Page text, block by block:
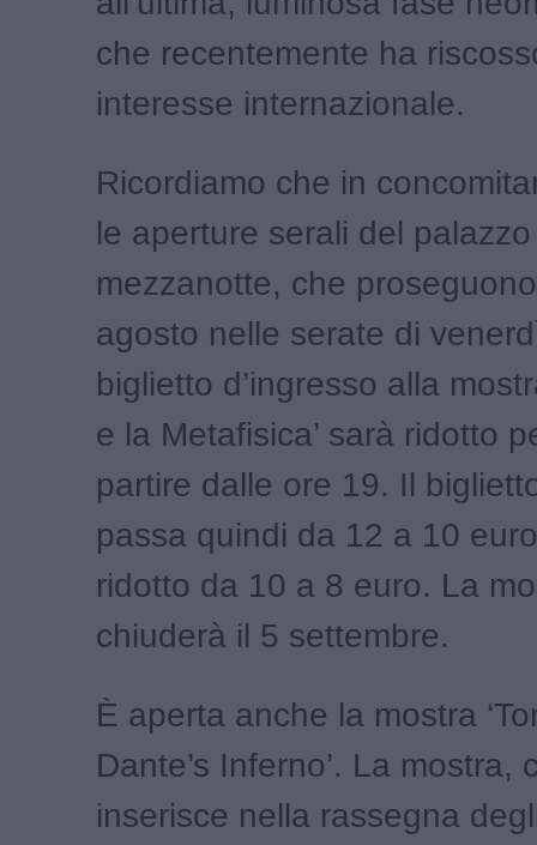
che recentemente ha
interesse internazionale.
Ricordiamo che in
le aperture serali del
mezzanotte, che
agosto nelle serate di
biglietto d’ingresso alla
e la Metafisica’ sarà ridotto
partire dalle ore 19. Il
passa quindi da 12 a 10
ridotto da 10 a 8 euro. La
chiuderà il 5 settembre.
È aperta anche la mostra
Dante’s Inferno’. La mostra,
inserisce nella rassegna